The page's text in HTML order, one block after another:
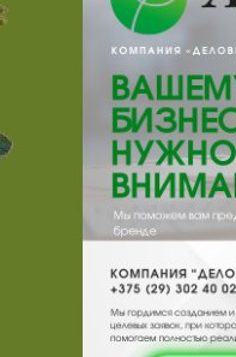
Мы предлагаем
обслуживание и
помощь в
предприятия
соответствии с
меняющегося
В результате Вы
бухучет,
отчетность,
со стороны
необходимые
главное